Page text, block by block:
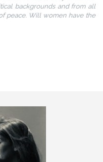
backgrounds and from all
peace. Will women have the